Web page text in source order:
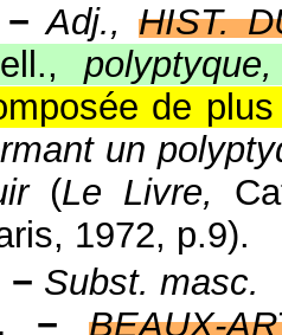
Adj., HIST.
polyptyque,
de
un
(Le Livre,
, 1972, p.9).
− Subst. masc.
−
BEAUX-